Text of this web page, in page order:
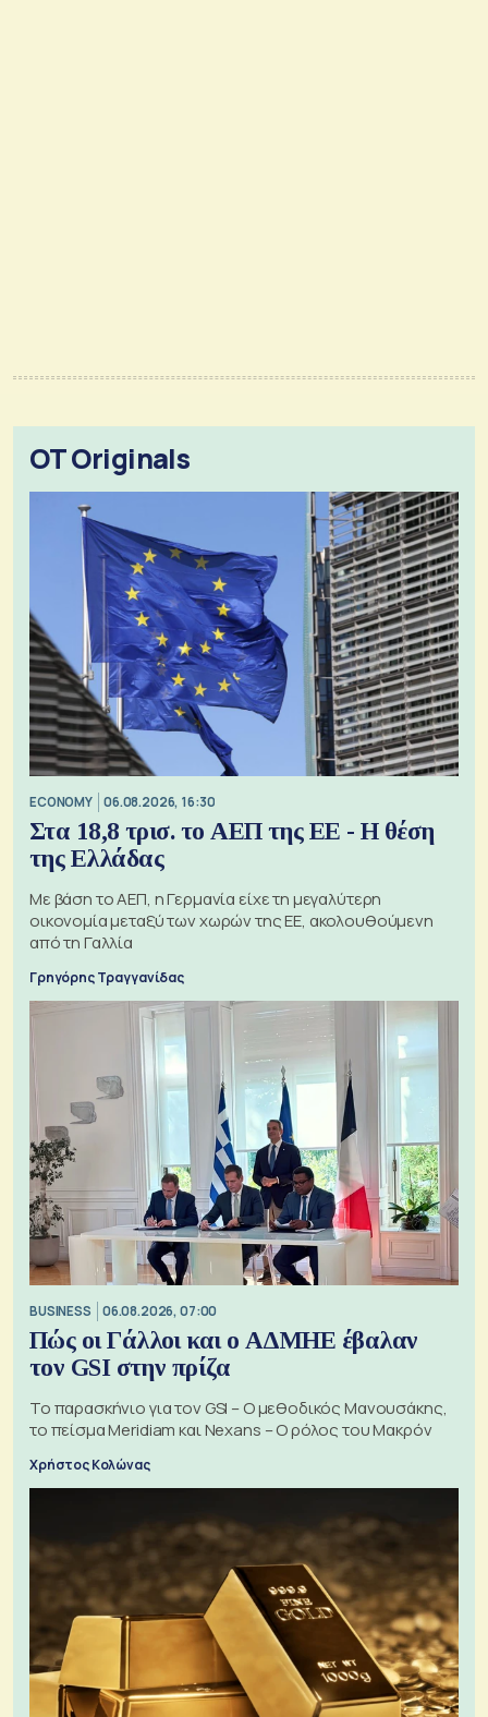
OT Originals
ECONOMY 06.08.2026, 16:30
Στα 18,8 τρισ. το ΑΕΠ της ΕΕ - Η θέση
της Ελλάδας
Με βάση το ΑΕΠ, η Γερμανία είχε τη μεγαλύτερη
οικονομία μεταξύ των χωρών της ΕΕ, ακολουθούμενη
από τη Γαλλία
Γρηγόρης Τραγγανίδας
BUSINESS 06.08.2026, 07:00
Πώς οι Γάλλοι και ο ΑΔΜΗΕ έβαλαν
τον GSI στην πρίζα
Το παρασκήνιο για τον GSI – Ο μεθοδικός Μανουσάκης,
το πείσμα Meridiam και Nexans – Ο ρόλος του Μακρόν
Χρήστος Κολώνας